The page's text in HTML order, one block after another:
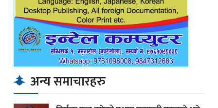
अन्य समाचारहरु